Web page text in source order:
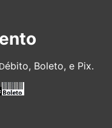
ébito, Boleto, e Pix.